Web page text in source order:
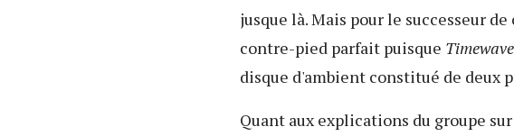
jusque là. Mais pour le successeur
contre-pied parfait puisque
disque d'ambient constitué de deux
Quant aux explications du groupe